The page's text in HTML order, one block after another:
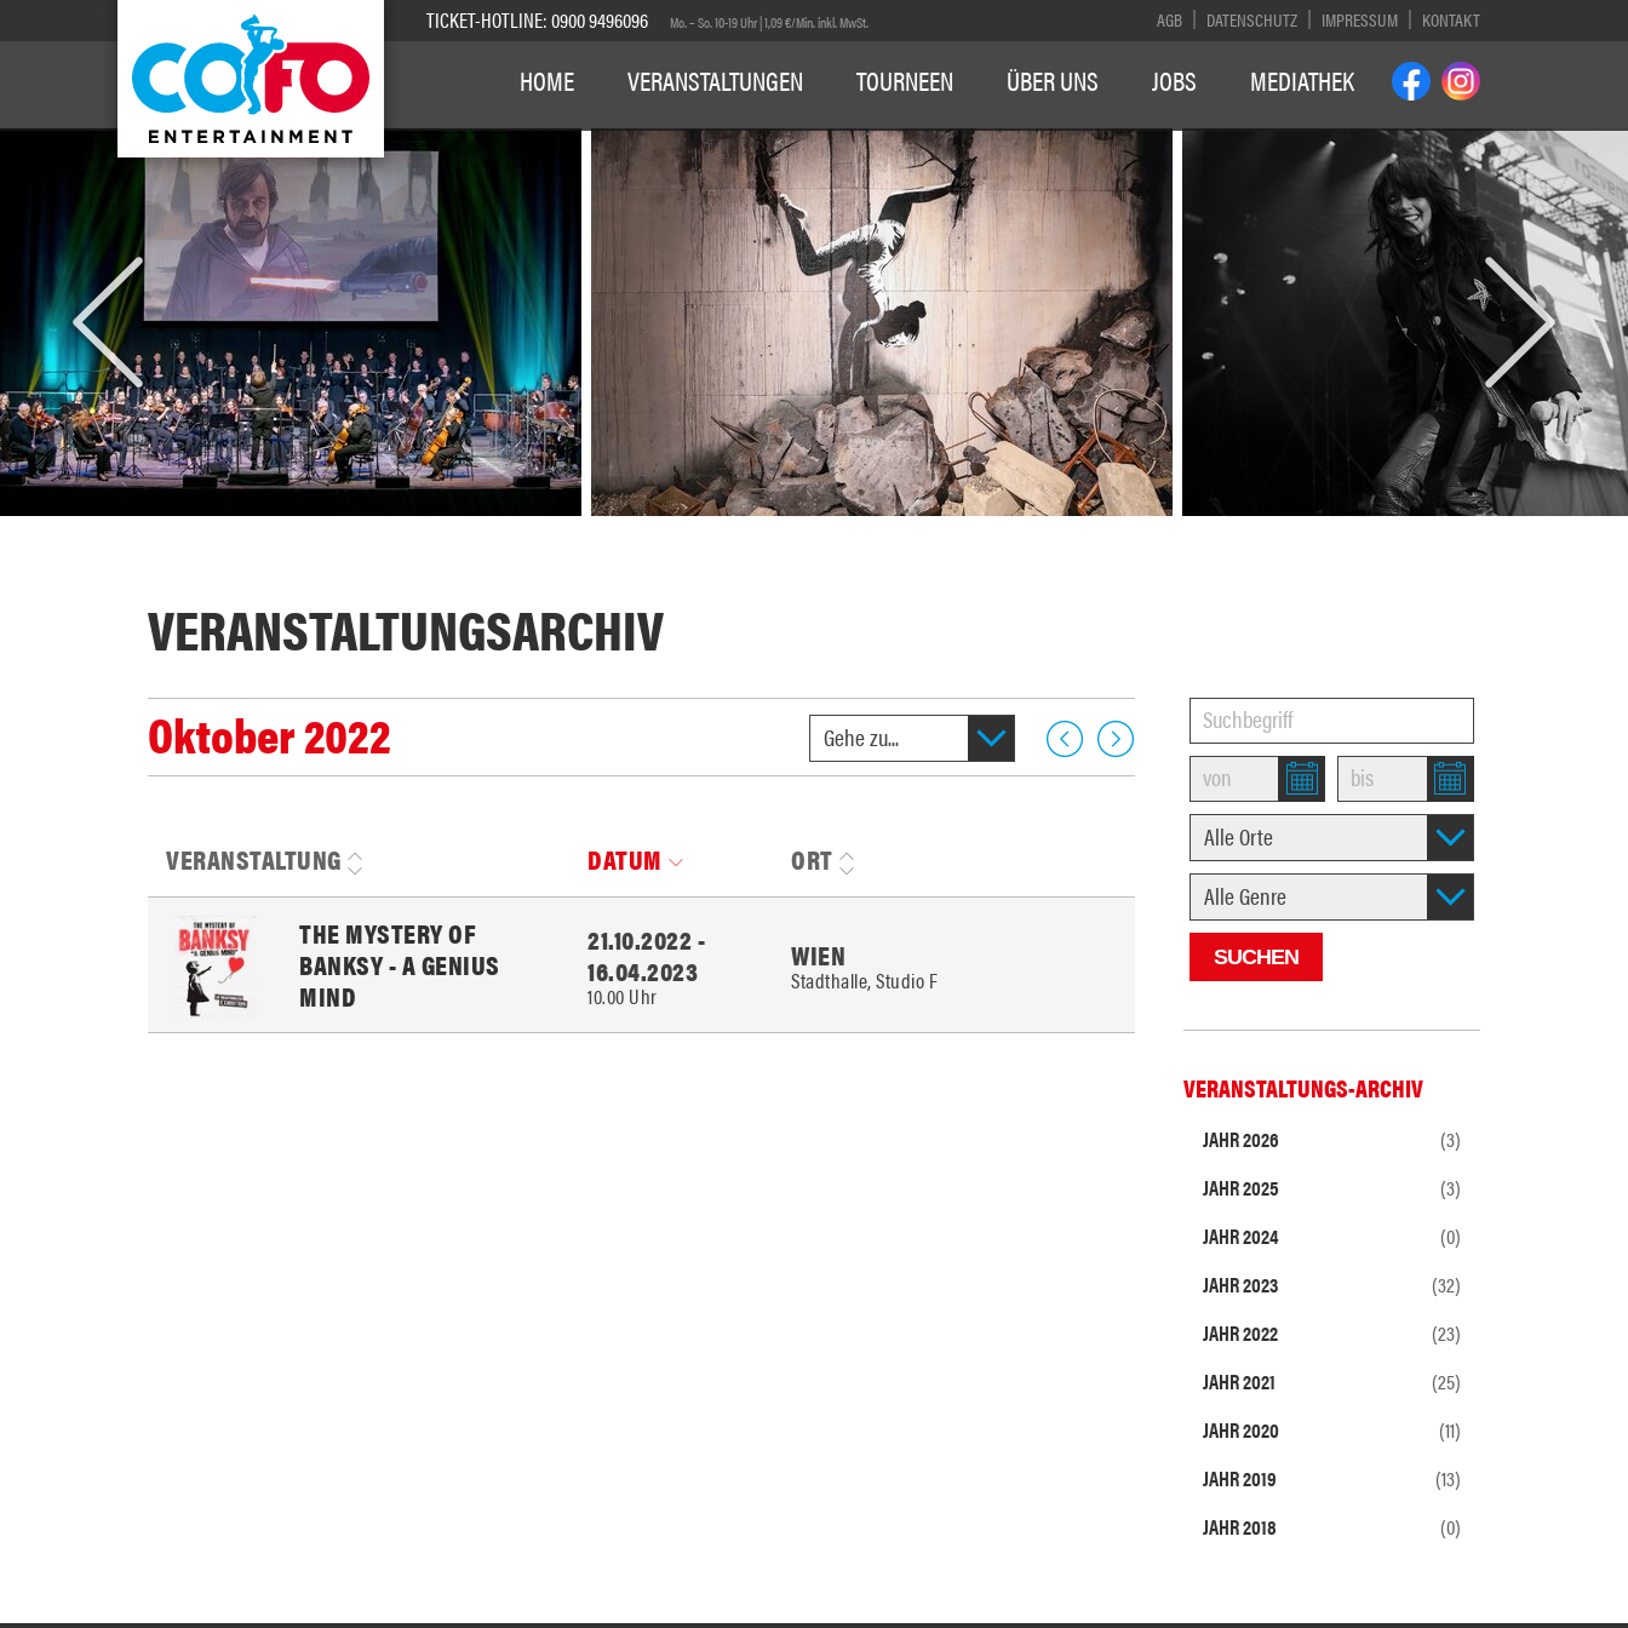
TICKET-HOTLINE:0900 9496096 Mo. – So. 10-19 Uhr | 1,09 €/Min. inkl. MwSt. AGB DATENSCHUTZ IMPRESSUM KONTAKT
HOME VERANSTALTUNGEN TOURNEEN ÜBER UNS JOBS MEDIATHEK
VERANSTALTUNGS­ARCHIV
Oktober 2022
VERANSTALTUNG DATUM
ORT
THE MYSTERY OF
BANKSY - A GENIUS
MIND
21.10.2022 -
16.04.2023
10.00 Uhr
WIEN
Stadthalle, Studio F
VERANSTALTUNGS-ARCHIV
JAHR 2026
(3)
JAHR 2025
(3)
JAHR 2024
(0)
JAHR 2023
(32)
JAHR 2022
(23)
JAHR 2021
(25)
JAHR 2020
(11)
JAHR 2019
(13)
JAHR 2018
(0)